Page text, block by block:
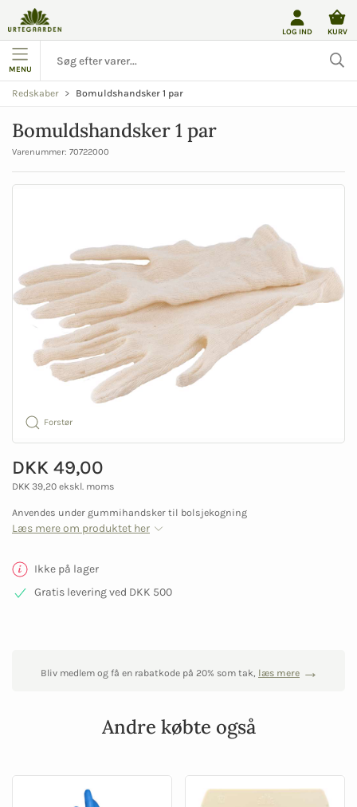
LOG IND KURV
MENU
Redskaber Bomuldshandsker 1 par
Bomuldshandsker 1 par
Varenummer: 70722000
Forstør
DKK 49,00
DKK 39,20 ekskl. moms
Anvendes under gummihandsker til bolsjekogning
Læs mere om produktet her
Ikke på lager
Gratis levering ved DKK 500
Bliv medlem og få en rabatkode på 20% som tak, læs mere
Andre købte også